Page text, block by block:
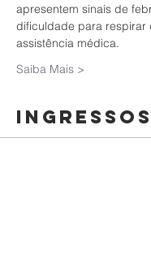
apresentem sinais de
dificuldade para respirar
assistência médica.
Saiba Mais >
Ingressos